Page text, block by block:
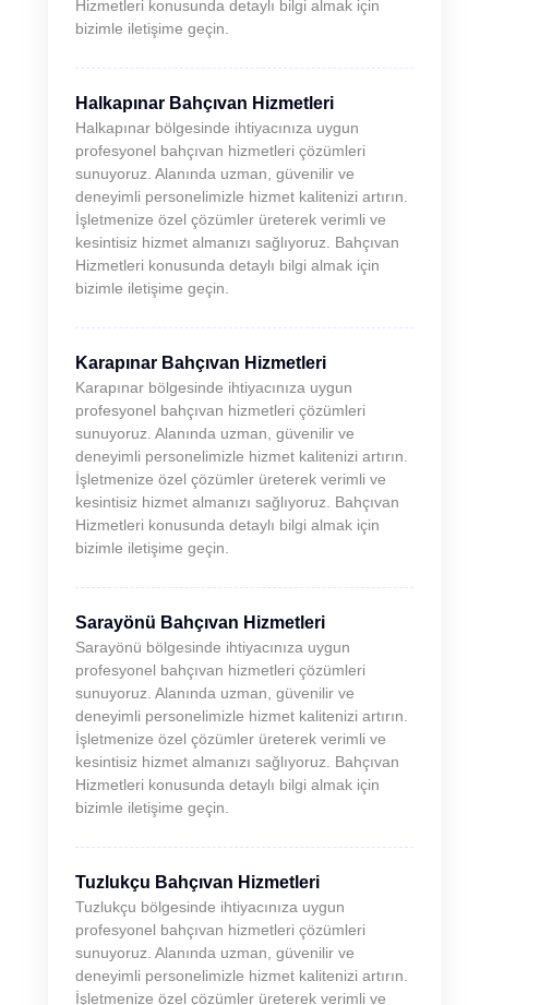
Hizmetleri konusunda detaylı bilgi almak için
bizimle iletişime geçin.
Halkapınar Bahçıvan Hizmetleri
Halkapınar bölgesinde ihtiyacınıza uygun
profesyonel bahçıvan hizmetleri çözümleri
sunuyoruz. Alanında uzman, güvenilir ve
deneyimli personelimizle hizmet kalitenizi artırın.
İşletmenize özel çözümler üreterek verimli ve
kesintisiz hizmet almanızı sağlıyoruz. Bahçıvan
Hizmetleri konusunda detaylı bilgi almak için
bizimle iletişime geçin.
Karapınar Bahçıvan Hizmetleri
Karapınar bölgesinde ihtiyacınıza uygun
profesyonel bahçıvan hizmetleri çözümleri
sunuyoruz. Alanında uzman, güvenilir ve
deneyimli personelimizle hizmet kalitenizi artırın.
İşletmenize özel çözümler üreterek verimli ve
kesintisiz hizmet almanızı sağlıyoruz. Bahçıvan
Hizmetleri konusunda detaylı bilgi almak için
bizimle iletişime geçin.
Sarayönü Bahçıvan Hizmetleri
Sarayönü bölgesinde ihtiyacınıza uygun
profesyonel bahçıvan hizmetleri çözümleri
sunuyoruz. Alanında uzman, güvenilir ve
deneyimli personelimizle hizmet kalitenizi artırın.
İşletmenize özel çözümler üreterek verimli ve
kesintisiz hizmet almanızı sağlıyoruz. Bahçıvan
Hizmetleri konusunda detaylı bilgi almak için
bizimle iletişime geçin.
Tuzlukçu Bahçıvan Hizmetleri
Tuzlukçu bölgesinde ihtiyacınıza uygun
profesyonel bahçıvan hizmetleri çözümleri
sunuyoruz. Alanında uzman, güvenilir ve
deneyimli personelimizle hizmet kalitenizi artırın.
İşletmenize özel çözümler üreterek verimli ve